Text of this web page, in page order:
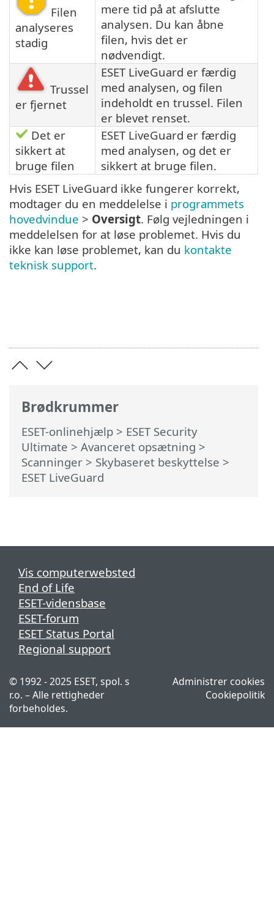
Brødkrummer
ESET-onlinehjælp > ESET Security
Ultimate > Avanceret opsætning >
Scanninger > Skybaseret beskyttelse >
ESET LiveGuard
Filen
analyseres
stadig
mere tid på at afslutte
analysen. Du kan åbne
filen, hvis det er
nødvendigt.
Trussel
er fjernet
ESET LiveGuard er færdig
med analysen, og filen
indeholdt en trussel. Filen
er blevet renset.
Det er
sikkert at
bruge filen
ESET LiveGuard er færdig
med analysen, og det er
sikkert at bruge filen.
Hvis ESET LiveGuard ikke fungerer korrekt,
modtager du en meddelelse i programmets
hovedvindue > Oversigt. Følg vejledningen i
meddelelsen for at løse problemet. Hvis du
ikke kan løse problemet, kan du kontakte
teknisk support.
Vis computerwebsted
End of Life
ESET-vidensbase
ESET-forum
ESET Status Portal
Regional support
© 1992 - 2025 ESET, spol. s
r.o. – Alle rettigheder
forbeholdes.
Administrer cookies
Cookiepolitik